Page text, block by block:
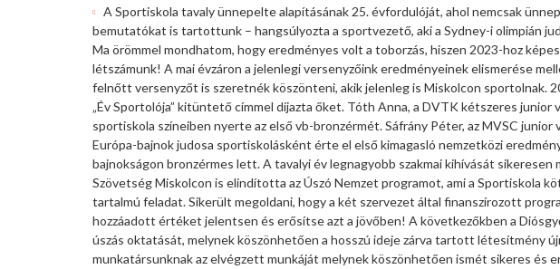
A Sportiskola tavaly ünnepelte alapításának 25. évfordulóját, ahol nemcsak
bemutatókat is tartottunk – hangsúlyozta a sportvezető, aki a Sydney-i olimpián
Ma örömmel mondhatom, hogy eredményes volt a toborzás, hiszen 2023-hoz
létszámunk! A mai évzáron a jelenlegi versenyzőink eredményeinek elismerése
felnőtt versenyzőt is szeretnék köszönteni, akik jelenleg is Miskolcon sportolnak.
„Év Sportolója” kitüntető címmel díjazta őket. Tóth Anna, a DVTK kétszeres
sportiskola színeiben nyerte az első vb-bronzérmét. Sáfrány Péter, az MVSC junior
Európa-bajnok judosa sportiskolásként érte el első kimagasló nemzetközi
bajnokságon bronzérmes lett. A tavalyi év legnagyobb szakmai kihívását
Szövetség Miskolcon is elindította az Úszó Nemzet programot, ami a Sportiskola
tartalmú feladat. Sikerült megoldani, hogy a két szervezet által finanszírozott
hozzáadott értéket jelentsen és erősítse azt a jövőben! A következőkben a
úszás oktatását, melynek köszönhetően a hosszú ideje zárva tartott létesítmény
munkatársunknak az elvégzett munkáját melynek köszönhetően ismét sikeres és